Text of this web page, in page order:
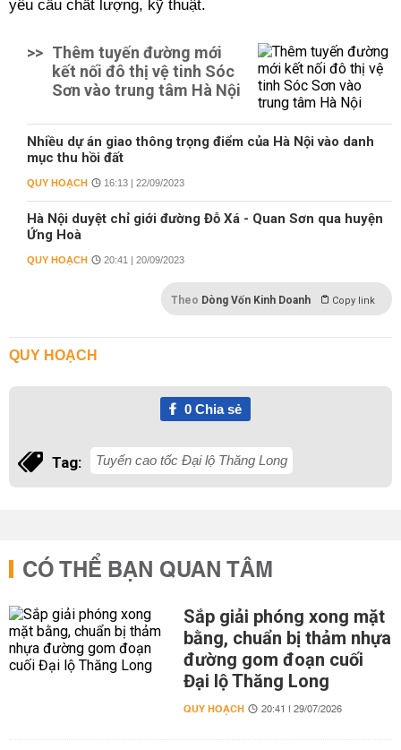
yêu cầu chất lượng, kỹ thuật.
>> Thêm tuyến đường mới
kết nối đô thị vệ tinh Sóc
Sơn vào trung tâm Hà Nội
Nhiều dự án giao thông trọng điểm của Hà Nội vào danh
mục thu hồi đất
QUY HOẠCH 16:13 | 22/09/2023
Hà Nội duyệt chỉ giới đường Đỗ Xá - Quan Sơn qua huyện
Ứng Hoà
QUY HOẠCH 20:41 | 20/09/2023
Theo Dòng Vốn Kinh Doanh Copy link
QUY HOẠCH
0Chia sẻ
Tag: Tuyến cao tốc Đại lộ Thăng Long
CÓ THỂ BẠN QUAN TÂM
Sắp giải phóng xong mặt
bằng, chuẩn bị thảm nhựa
đường gom đoạn cuối
Đại lộ Thăng Long
QUY HOẠCH 20:41 | 29/07/2026